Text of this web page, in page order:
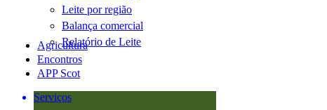
Leite por região
Balança comercial
Relatório de Leite
Agricultura
Encontros
APP Scot
Serviços